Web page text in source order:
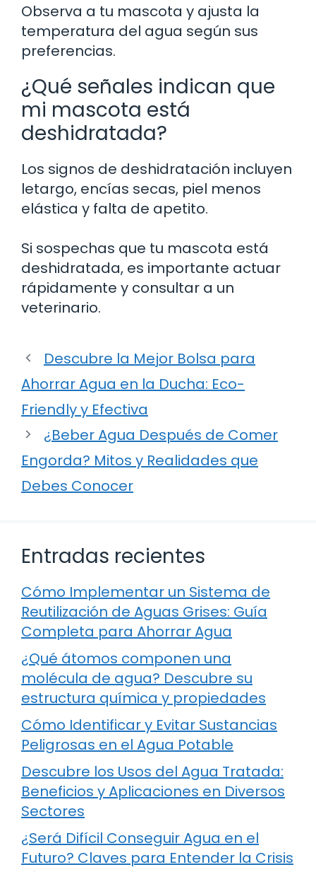
Observa a tu mascota y ajusta la
temperatura del agua según sus
preferencias.
¿Qué señales indican que
mi mascota está
deshidratada?
Los signos de deshidratación incluyen
letargo, encías secas, piel menos
elástica y falta de apetito.
Si sospechas que tu mascota está
deshidratada, es importante actuar
rápidamente y consultar a un
veterinario.
Descubre la Mejor Bolsa para
Ahorrar Agua en la Ducha: Eco-
Friendly y Efectiva
¿Beber Agua Después de Comer
Engorda? Mitos y Realidades que
Debes Conocer
Entradas recientes
Cómo Implementar un Sistema de
Reutilización de Aguas Grises: Guía
Completa para Ahorrar Agua
¿Qué átomos componen una
molécula de agua? Descubre su
estructura química y propiedades
Cómo Identificar y Evitar Sustancias
Peligrosas en el Agua Potable
Descubre los Usos del Agua Tratada:
Beneficios y Aplicaciones en Diversos
Sectores
¿Será Difícil Conseguir Agua en el
Futuro? Claves para Entender la Crisis